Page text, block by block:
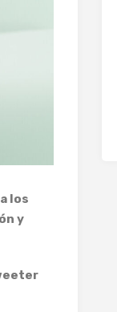
los
y